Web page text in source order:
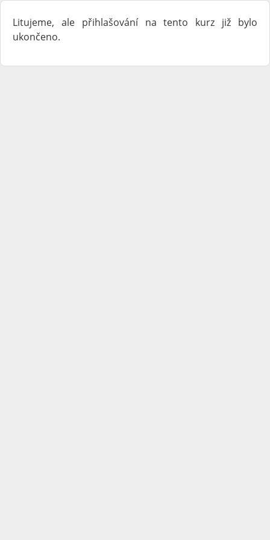
Litujeme, ale přihlašování na tento kurz již bylo
ukončeno.